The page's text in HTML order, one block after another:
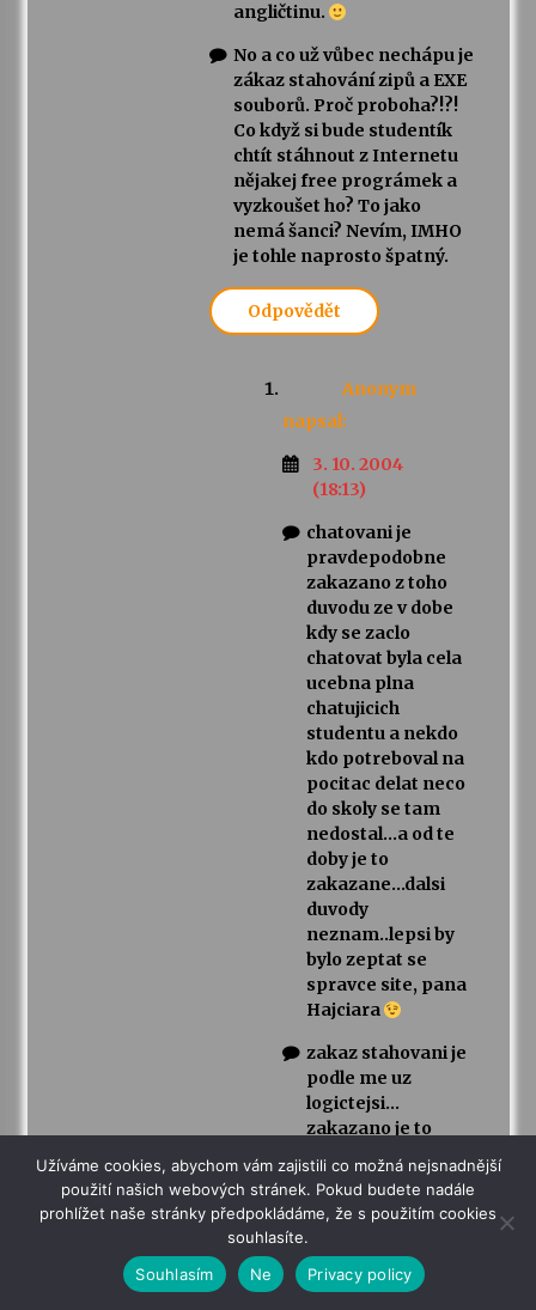
angličtinu.
No a co už vůbec nechápu je
zákaz stahování zipů a EXE
souborů. Proč proboha?!?!
Co když si bude studentík
chtít stáhnout z Internetu
nějakej free prográmek a
vyzkoušet ho? To jako
nemá šanci? Nevím, IMHO
je tohle naprosto špatný.
Odpovědět
Anonym
napsal:
3. 10. 2004
(18:13)
chatovani je
pravdepodobne
zakazano z toho
duvodu ze v dobe
kdy se zaclo
chatovat byla cela
ucebna plna
chatujicich
studentu a nekdo
kdo potreboval na
pocitac delat neco
do skoly se tam
nedostal…a od te
doby je to
zakazane…dalsi
duvody
neznam..lepsi by
bylo zeptat se
spravce site, pana
Hajciara
zakaz stahovani je
podle me uz
logictejsi…
zakazano je to
proto, protoze
studenti stahovali
soubory ktere
obsahovaly viry,
ktere se velmi
spatne
Užíváme cookies, abychom vám zajistili co možná nejsnadnější
použití našich webových stránek. Pokud budete nadále
prohlížet naše stránky předpokládáme, že s použitím cookies
souhlasíte.
Souhlasím
Ne Privacy policy